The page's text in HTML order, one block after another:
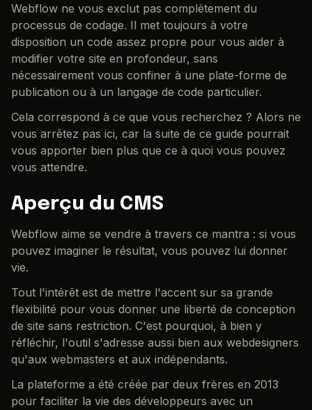
Webflow ne vous exclut pas complètement du
processus de codage. Il met toujours à votre
disposition un code assez propre pour vous aider à
modifier votre site en profondeur, sans
nécessairement vous confiner à une plate-forme de
publication ou à un langage de code particulier.
Cela correspond à ce que vous recherchez ? Alors ne
vous arrêtez pas ici, car la suite de ce guide pourrait
vous apporter bien plus que ce à quoi vous pouvez
vous attendre.
Aperçu du CMS
Webflow aime se vendre à travers ce mantra : si vous
pouvez imaginer le résultat, vous pouvez lui donner
vie.
Tout l'intérêt est de mettre l'accent sur sa grande
flexibilité pour vous donner une liberté de conception
de site sans restriction. C'est pourquoi, à bien y
réfléchir, l'outil s'adresse aussi bien aux webdesigners
qu'aux webmasters et aux indépendants.
La plateforme a été créée par deux frères en 2013
pour faciliter la vie des développeurs avec un